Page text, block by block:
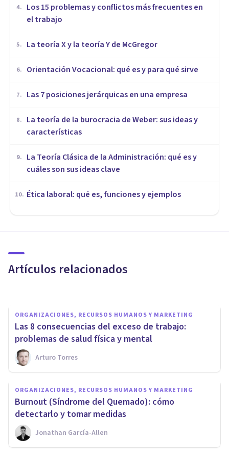
4.
​Los 15 problemas y conflictos más frecuentes en
el trabajo
5. La teoría X y la teoría Y de McGregor
6. Orientación Vocacional: qué es y para qué sirve
7. Las 7 posiciones jerárquicas en una empresa
8.
La teoría de la burocracia de Weber: sus ideas y
características
9.
La Teoría Clásica de la Administración: qué es y
cuáles son sus ideas clave
10. Ética laboral: qué es, funciones y ejemplos
Artículos relacionados
Envidia en el trabajo: qué
problema
ORGANIZACIONES, RECURSOS HUMANOS Y MARKETING
Las 8 consecuencias del exceso de trabajo:
problemas de salud física y mental
Arturo Torres
ORGANIZACIONES, RECURSOS HUMANOS Y MARKETING
Burnout (Síndrome del Quemado): cómo
detectarlo y tomar medidas
Jonathan García-Allen
ORGANIZACIONES, RECURSOS HUMANOS Y MARKETING
7 habilidades profesionales
importantes para trabajar o
emprender
Rubén Camacho